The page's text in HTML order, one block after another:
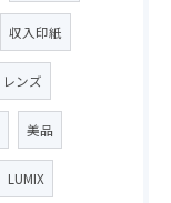
収入印紙
レンズ
美品
LUMIX